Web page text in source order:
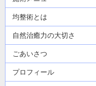
均整術とは
自然治癒力の大切さ
ごあいさつ
プロフィール